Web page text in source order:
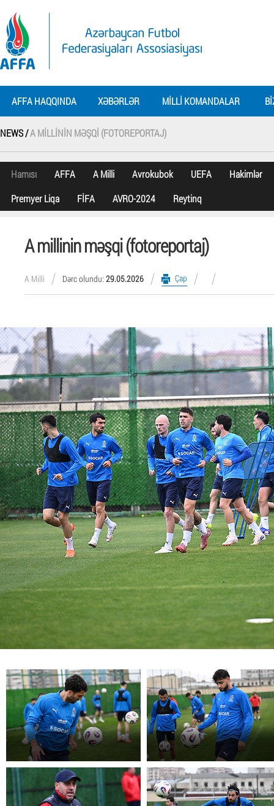
AFFA HAQQINDA XƏBƏRLƏR MILLI KOMANDALAR
NEWS /A MILLININ MƏŞQI (FOTOREPORTAJ)
Hamısı AFFA A Milli Avrokubok UEFA
Hakimlər
Premyer Liqa
FİFA AVRO-2024 Reytinq
A millinin məşqi (fotoreportaj)
A Milli Dərc olundu: 29.05.2026 Çap